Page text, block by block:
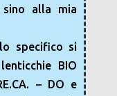
sino alla mia
specifico si
BIO
– DO e